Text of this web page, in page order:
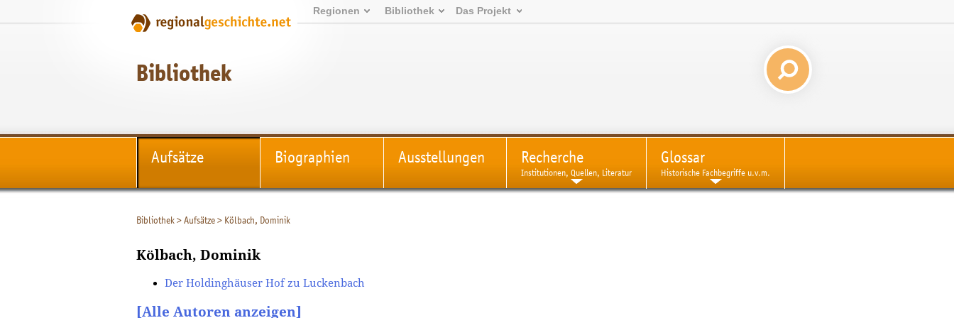
Regionen Bibliothek Das Projekt
Bibliothek
Aufsätze Biographien Ausstellungen Recherche
Institutionen, Quellen, Literatur
Glossar
Historische Fachbegriffe u.v.m.
Bibliothek>Aufsätze> Kölbach, Dominik
Kölbach, Dominik
Der Holdinghäuser Hof zu Luckenbach
[Alle Autoren anzeigen]